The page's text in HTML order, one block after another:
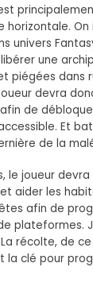
horizontale.
univers
une
piégées dans
devra
de
Et
de la
le joueur
aider les
afin de
plateformes.
récolte, de ce
la clé pour